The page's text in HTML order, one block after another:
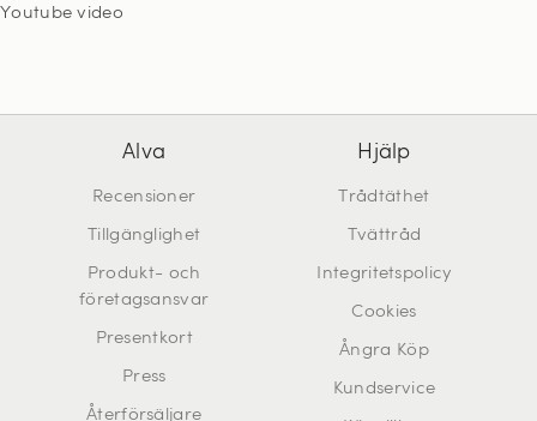
Youtube video
Alva
Recensioner
Tillgänglighet
Produkt- och
företagsansvar
Presentkort
Press
Återförsäljare
Hjälp
Trådtäthet
Tvättråd
Integritetspolicy
Cookies
Ångra Köp
Kundservice